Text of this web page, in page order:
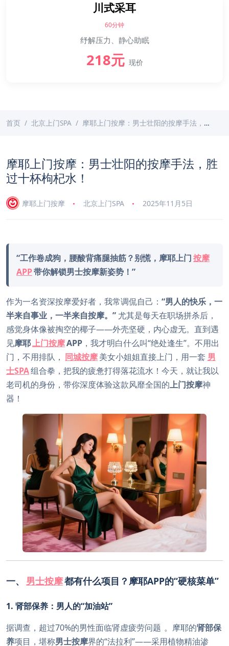
川式采耳
60分钟
纾解压力、静心助眠
218元 现价
首页 北京上门SPA 摩耶上门按摩：男士壮阳的按摩手法，胜过十杯枸杞水！
摩耶上门按摩：男士壮阳的按摩手法，胜
过十杯枸杞水！
摩耶上门按摩 北京上门SPA 2025年11月5日
“工作卷成狗，腰酸背痛腿抽筋？别慌，摩耶上门按摩
APP带你解锁男士按摩新姿势！”
作为一名资深按摩爱好者，我常调侃自己： “男人的快乐，一
半来自事业，一半来自按摩。” 尤其是每天在职场拼杀后，
感觉身体像被掏空的椰子——外壳坚硬，内心虚无。直到遇
见摩耶上门按摩APP ，我才明白什么叫“绝处逢生”。不用出
门，不用排队， 同城按摩美女小姐姐直接上门，用一套 男
士SPA组合拳，把我的疲惫打得落花流水！今天，就让我以
老司机的身份，带你深度体验这款风靡全国的上门按摩神
器！
一、 男士按摩都有什么项目？摩耶APP的“硬核菜单”
1. 肾部保养：男人的“加油站”
据调查，超过70%的男性面临肾虚疲劳问题 。摩耶的肾部保
养项目，堪称男士按摩界的“法拉利”——采用植物精油渗